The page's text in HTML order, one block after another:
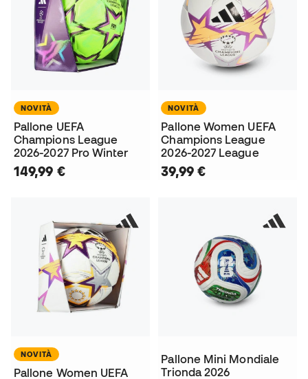
NOVITÀ
Pallone UEFA
Champions League
2026-2027 Pro Winter
149,99 €
NOVITÀ
Pallone Women UEFA
Champions League
2026-2027 League
39,99 €
NOVITÀ
Pallone Women UEFA
Pallone Mini Mondiale
Trionda 2026